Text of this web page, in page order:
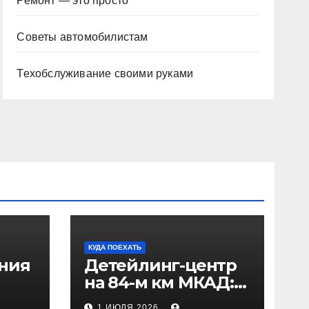
Советы автомобилистам
Техобслуживание своими руками
КУДА ПОЕХАТЬ
Детейлинг-центр
на 84-м км МКАД:
адрес и проезд